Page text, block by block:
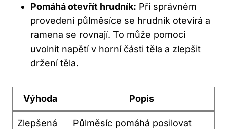
Pomáhá otevřít hrudník: Při správném
provedení půlměsíce se hrudník otevírá a
ramena se rovnají. To může pomoci
uvolnit napětí v horní části těla a zlepšit
držení těla.
Výhoda Popis
Zlepšená
Půlměsíc pomáhá posilovat